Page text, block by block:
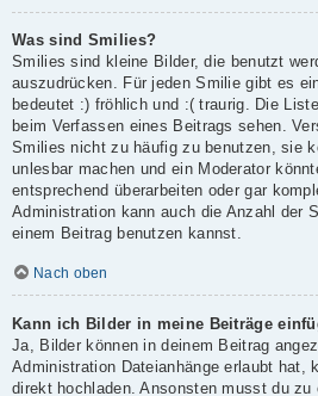
Was sind Smilies?
Smilies sind kleine Bilder, die benutzt
auszudrücken. Für jeden Smilie gibt es
bedeutet :) fröhlich und :( traurig. Die
beim Verfassen eines Beitrags sehen.
Smilies nicht zu häufig zu benutzen, sie
unlesbar machen und ein Moderator
entsprechend überarbeiten oder gar
Administration kann auch die Anzahl der
einem Beitrag benutzen kannst.
Nach oben
Kann ich Bilder in meine Beiträge
Ja, Bilder können in deinem Beitrag
Administration Dateianhänge erlaubt hat,
direkt hochladen. Ansonsten musst du